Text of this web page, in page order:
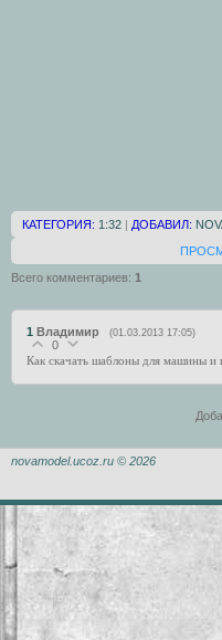
КАТЕГОРИЯ: 1:32 | ДОБАВИЛ:
Всего комментариев: 1
1 Владимир (01.03.2013 17:05)
0
Как скачать шаблоны для машины и
novamodel.ucoz.ru © 2026